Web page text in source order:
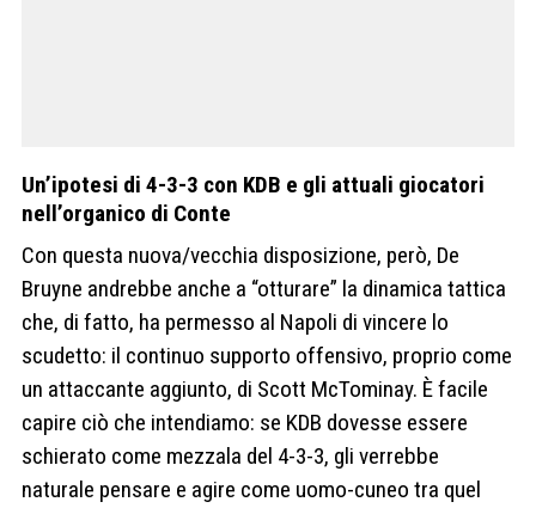
Un’ipotesi di 4-3-3 con KDB e gli attuali giocatori
nell’organico di Conte
Con questa nuova/vecchia disposizione, però, De
Bruyne andrebbe anche a “otturare” la dinamica tattica
che, di fatto, ha permesso al Napoli di vincere lo
scudetto: il continuo supporto offensivo, proprio come
un attaccante aggiunto, di Scott McTominay. È facile
capire ciò che intendiamo: se KDB dovesse essere
schierato come mezzala del 4-3-3, gli verrebbe
naturale pensare e agire come uomo-cuneo tra quel